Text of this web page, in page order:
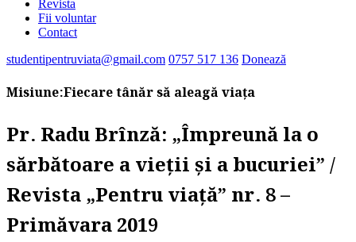
Revista
Fii voluntar
Contact
studentipentruviata@gmail.com 0757 517 136 Donează
Misiune:Fiecare tânăr să aleagă viața
Pr. Radu Brînză: „Împreună la o
sărbătoare a vieții și a bucuriei” /
Revista „Pentru viață” nr. 8 –
Primăvara 2019